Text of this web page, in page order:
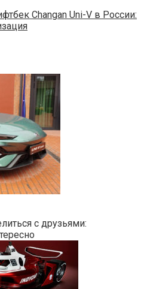
Changan Uni-V в России:
с друзьями: